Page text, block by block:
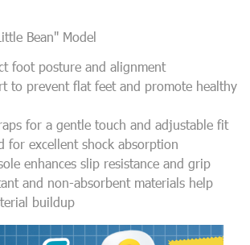
Bean" Model
foot posture and alignment
to prevent flat feet and promote healthy
for a gentle touch and adjustable fit
for excellent shock absorption
enhances slip resistance and grip
and non-absorbent materials help
buildup